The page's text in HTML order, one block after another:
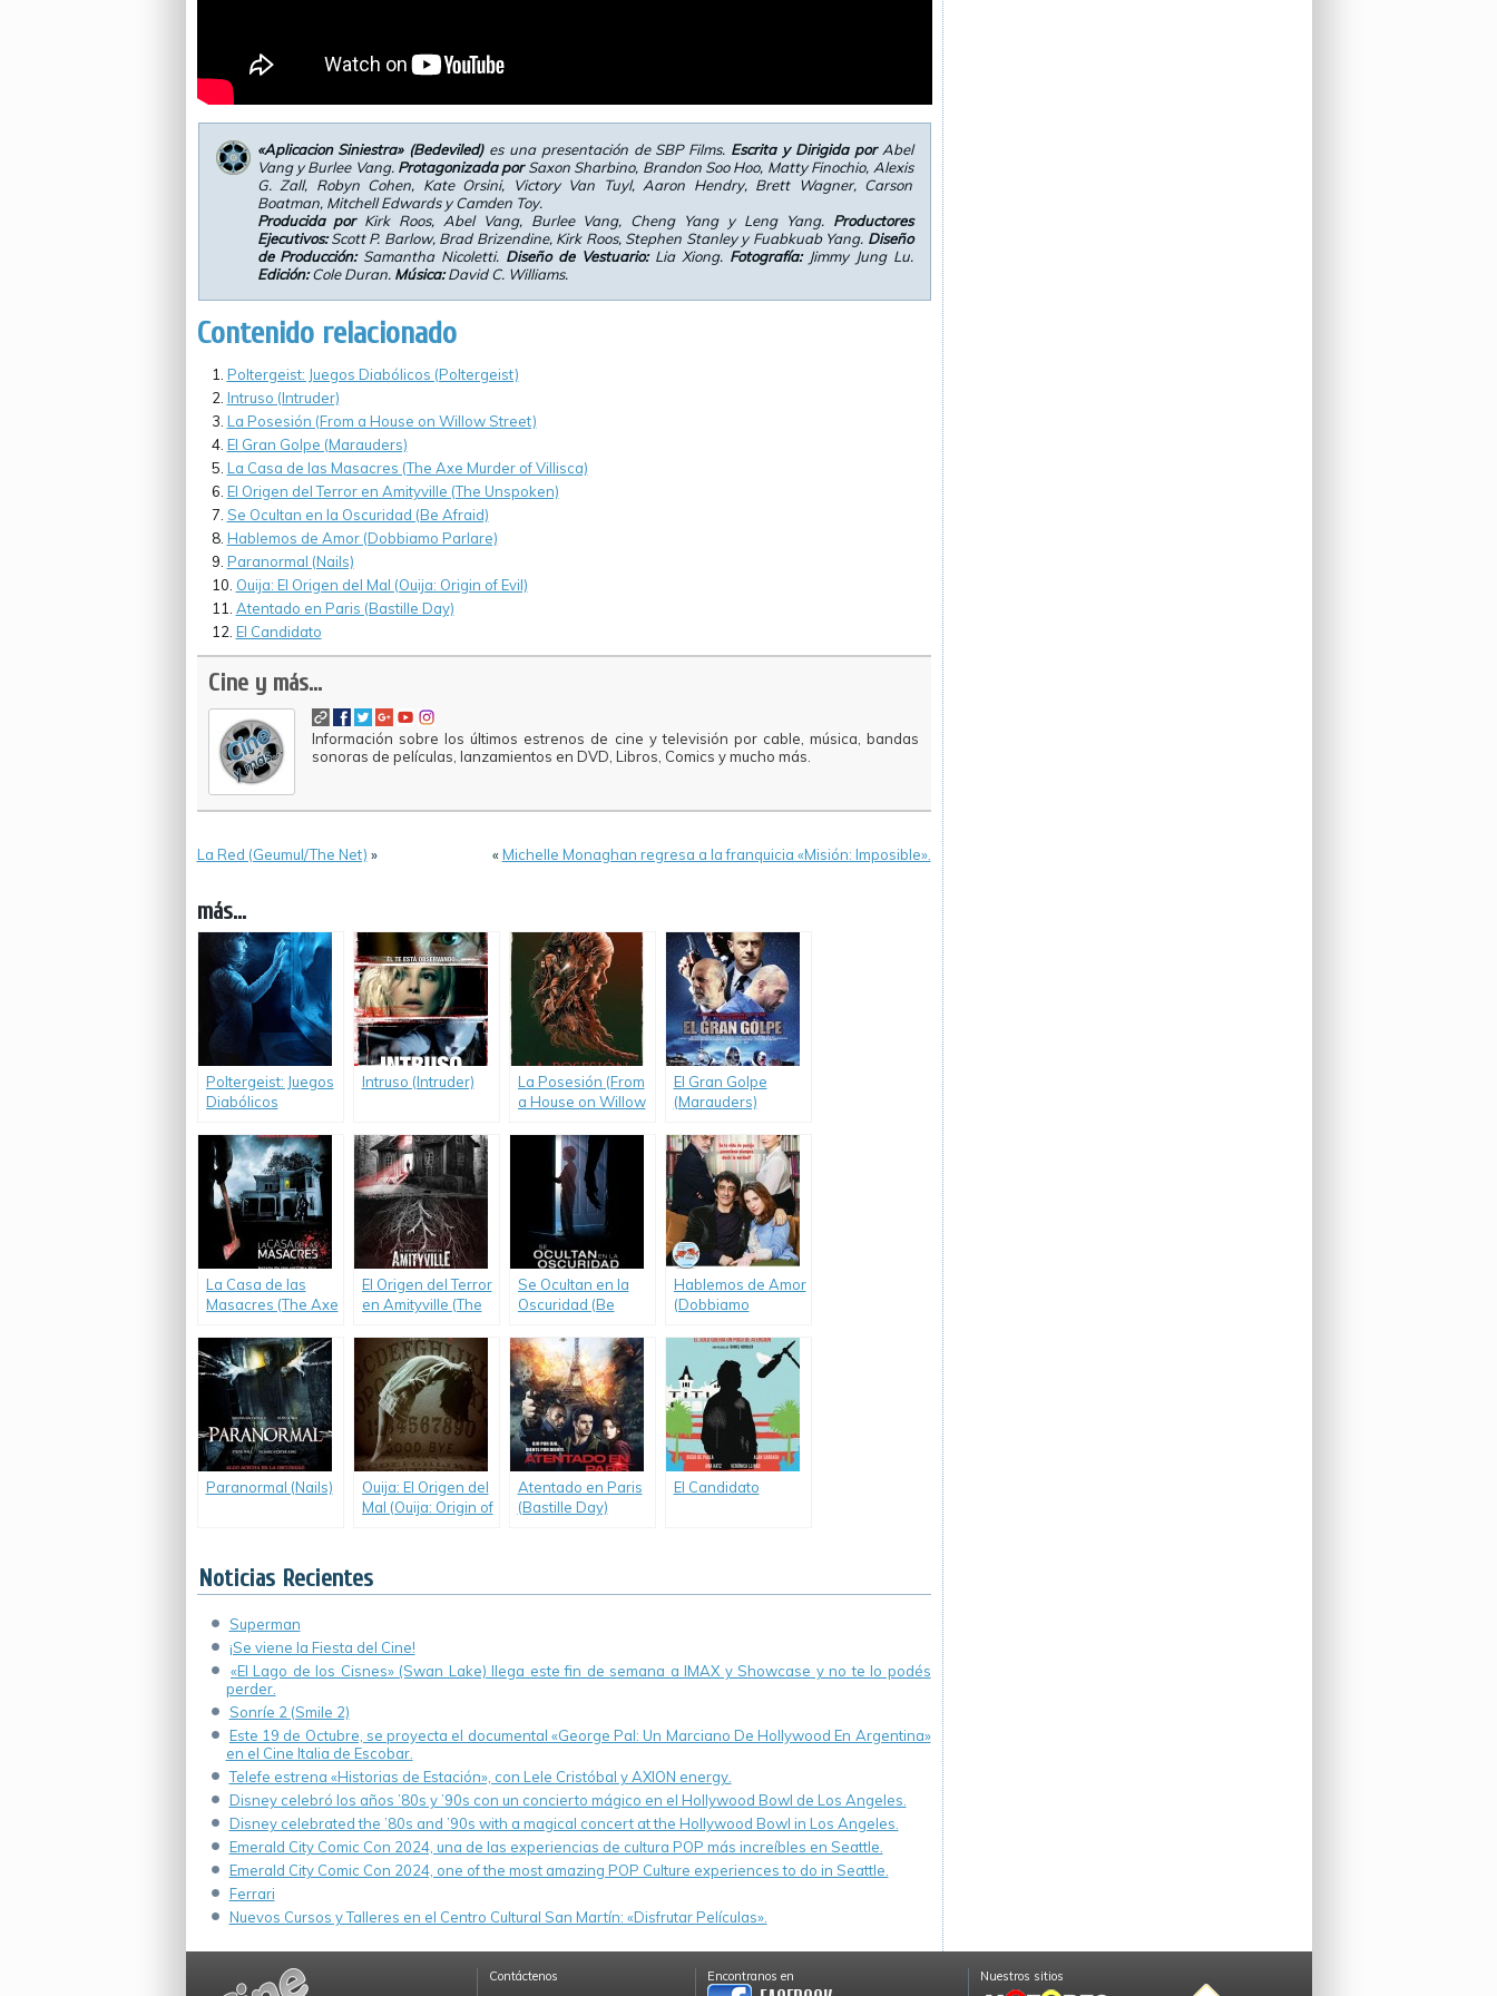
«Aplicacion Siniestra» (Bedeviled)es una presentación de SBP Films. Escrita y Dirigida porAbel
Vang y Burlee Vang. Protagonizada porSaxon Sharbino, Brandon Soo Hoo, Matty Finochio, Alexis
G. Zall, Robyn Cohen, Kate Orsini, Victory Van Tuyl, Aaron Hendry, Brett Wagner, Carson
Boatman, Mitchell Edwards y Camden Toy.
Producida porKirk Roos, Abel Vang, Burlee Vang, Cheng Yang y Leng Yang. Productores
Ejecutivos:Scott P. Barlow, Brad Brizendine, Kirk Roos, Stephen Stanley y Fuabkuab Yang. Diseño
de Producción:Samantha Nicoletti. Diseño de Vestuario:Lia Xiong.Fotografía:Jimmy Jung Lu.
Edición:Cole Duran. Música:David C. Williams.
Contenido relacionado
Poltergeist: Juegos Diabólicos (Poltergeist)
Intruso (Intruder)
La Posesión (From a House on Willow Street)
El Gran Golpe (Marauders)
La Casa de las Masacres (The Axe Murder of Villisca)
El Origen del Terror en Amityville (The Unspoken)
Se Ocultan en la Oscuridad (Be Afraid)
Hablemos de Amor (Dobbiamo Parlare)
Paranormal (Nails)
Ouija: El Origen del Mal (Ouija: Origin of Evil)
Atentado en Paris (Bastille Day)
El Candidato
Cine y más...
Información sobre los últimos estrenos de cine y televisión por cable, música, bandas
sonoras de películas, lanzamientos en DVD, Libros, Comics y mucho más.
La Red (Geumul/The Net) » «Michelle Monaghan regresa a la franquicia «Misión: Imposible».
más...
Poltergeist: Juegos
Diabólicos
Intruso (Intruder)
La Posesión (From
a House on Willow
El Gran Golpe
(Marauders)
La Casa de las
Masacres (The Axe
El Origen del Terror
en Amityville (The
Se Ocultan en la
Oscuridad (Be
Hablemos de Amor
(Dobbiamo
Paranormal (Nails)
Ouija: El Origen del
Mal (Ouija: Origin of
Atentado en Paris
(Bastille Day)
El Candidato
Noticias Recientes
Superman
¡Se viene la Fiesta del Cine!
«El Lago de los Cisnes» (Swan Lake) llega este fin de semana a IMAX y Showcase y no te lo podés
perder.
Sonríe 2 (Smile 2)
Este 19 de Octubre, se proyecta el documental «George Pal: Un Marciano De Hollywood En Argentina»
en el Cine Italia de Escobar.
Telefe estrena «Historias de Estación», con Lele Cristóbal y AXION energy.
Disney celebró los años ’80s y ’90s con un concierto mágico en el Hollywood Bowl de Los Angeles.
Disney celebrated the ’80s and ’90s with a magical concert at the Hollywood Bowl in Los Angeles.
Emerald City Comic Con 2024, una de las experiencias de cultura POP más increíbles en Seattle.
Emerald City Comic Con 2024, one of the most amazing POP Culture experiences to do in Seattle.
Ferrari
Nuevos Cursos y Talleres en el Centro Cultural San Martín: «Disfrutar Películas».
Contáctenos Encontranos en Nuestros sitios